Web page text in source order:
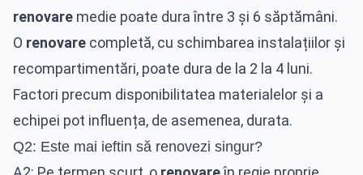
renovare medie poate dura între 3 și 6 săptămâni.
O renovare completă, cu schimbarea instalațiilor și
recompartimentări, poate dura de la 2 la 4 luni.
Factori precum disponibilitatea materialelor și a
echipei pot influența, de asemenea, durata.
Q2: Este mai ieftin să renovezi singur?